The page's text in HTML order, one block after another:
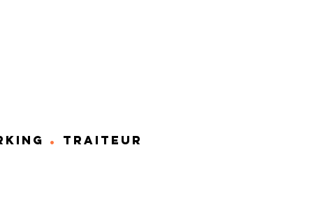
. TRAITEUR